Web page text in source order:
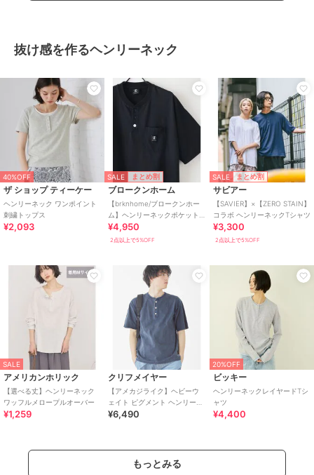
抜け感を作るヘンリーネック
40%OFF
ザ ショップ ティーケー
ヘンリーネック ワンポイント
刺繍トップス
¥2,093
SALE まとめ割
ブロークンホーム
【brknhome/ブロークンホー
ム】ヘンリーネックポケット
付Tシャツ オーバーサイズ
¥4,950
2点以上で5%OFF
SALE まとめ割
サビアー
【SAVIER】×【ZERO STAIN】
コラボ ヘンリーネックTシャツ
¥3,300
2点以上で5%OFF
SALE
アメリカンホリック
【選べる丈】ヘンリーネック
ワッフルメロープルオーバー
¥1,259
クリフメイヤー
【アメカジライク】ヘビーウ
ェイト ピグメント ヘンリーネ
ック Ｔシャツ 綿100％
¥6,490
20%OFF
ビッキー
ヘンリーネックレイヤードTシ
ャツ
¥4,400
もっとみる